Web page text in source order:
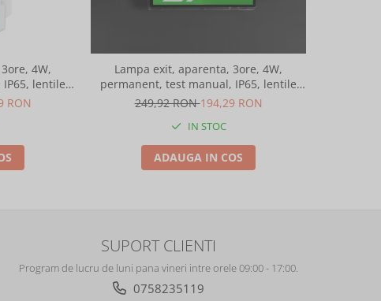
4W,
lentile
RON
Lampa exit, aparenta, 3ore, 4W,
permanent, test manual, IP65, lentile
spatii largi, Intelight 93672
249,92 RON194,29 RON
IN STOC
ADAUGA IN COS
SUPORT CLIENTI
Program de lucru de luni pana vineri intre orele 09:00 - 17:00.
0758235119